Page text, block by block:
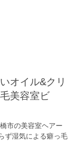
オイル&クリ
美容室ビ
市の美容室ヘアー
ず湿気による癖っ毛